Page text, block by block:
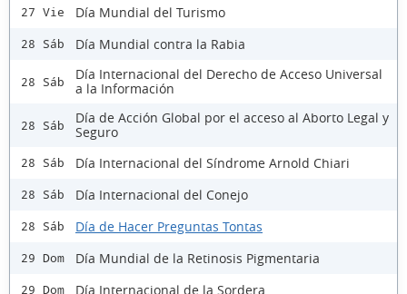
27 Vie Día Mundial del Turismo
28 Sáb Día Mundial contra la Rabia
28 Sáb
Día Internacional del Derecho de Acceso Universal
a la Información
28 Sáb
Día de Acción Global por el acceso al Aborto Legal y
Seguro
28 Sáb Día Internacional del Síndrome Arnold Chiari
28 Sáb Día Internacional del Conejo
28 Sáb Día de Hacer Preguntas Tontas
29 Dom Día Mundial de la Retinosis Pigmentaria
29 Dom Día Internacional de la Sordera